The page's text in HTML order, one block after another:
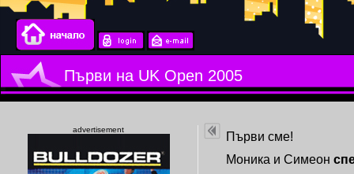
Първи на UK Open 2005
advertisement
Първи сме!
Моника и Симеон